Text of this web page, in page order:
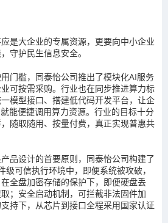
大企业的专属资源，更要向中小企业
守护民生信息安全。
槛，同泰怡公司推出了模块化AI服务
可按需采购。行业也在同步推进算力标
模型接口、搭建低代码开发平台，让企
能便捷调用算力资源。行业的目标十分
随取随用、按量付费，真正实现普惠共
设计的首要原则，同泰怡公司构建了
可信执行环境中，即便系统被攻破，
全盘加密存储的保护下，即便硬盘丢
；安全启动机制，可拦截非法固件加
持下，从芯片到接口全程采用国家认证